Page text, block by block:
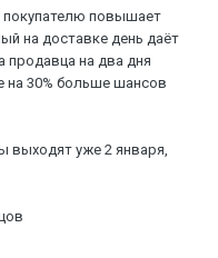
повышает
на доставке день даёт
продавца на два дня
на 30% больше шансов
выходят уже 2 января,